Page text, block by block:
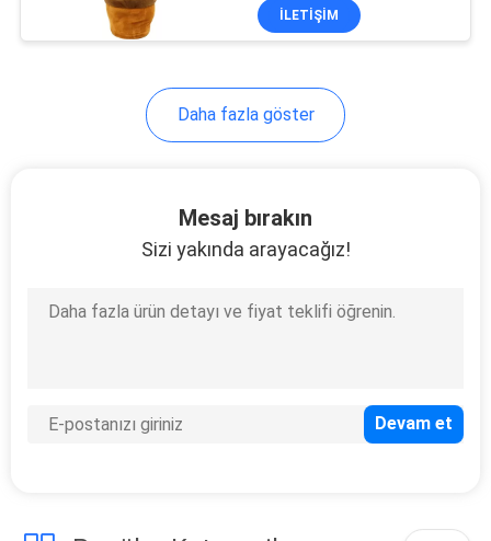
Festival Peluş
Oyuncaklar
İLETIŞIM
Daha fazla göster
Mesaj bırakın
Sizi yakında arayacağız!